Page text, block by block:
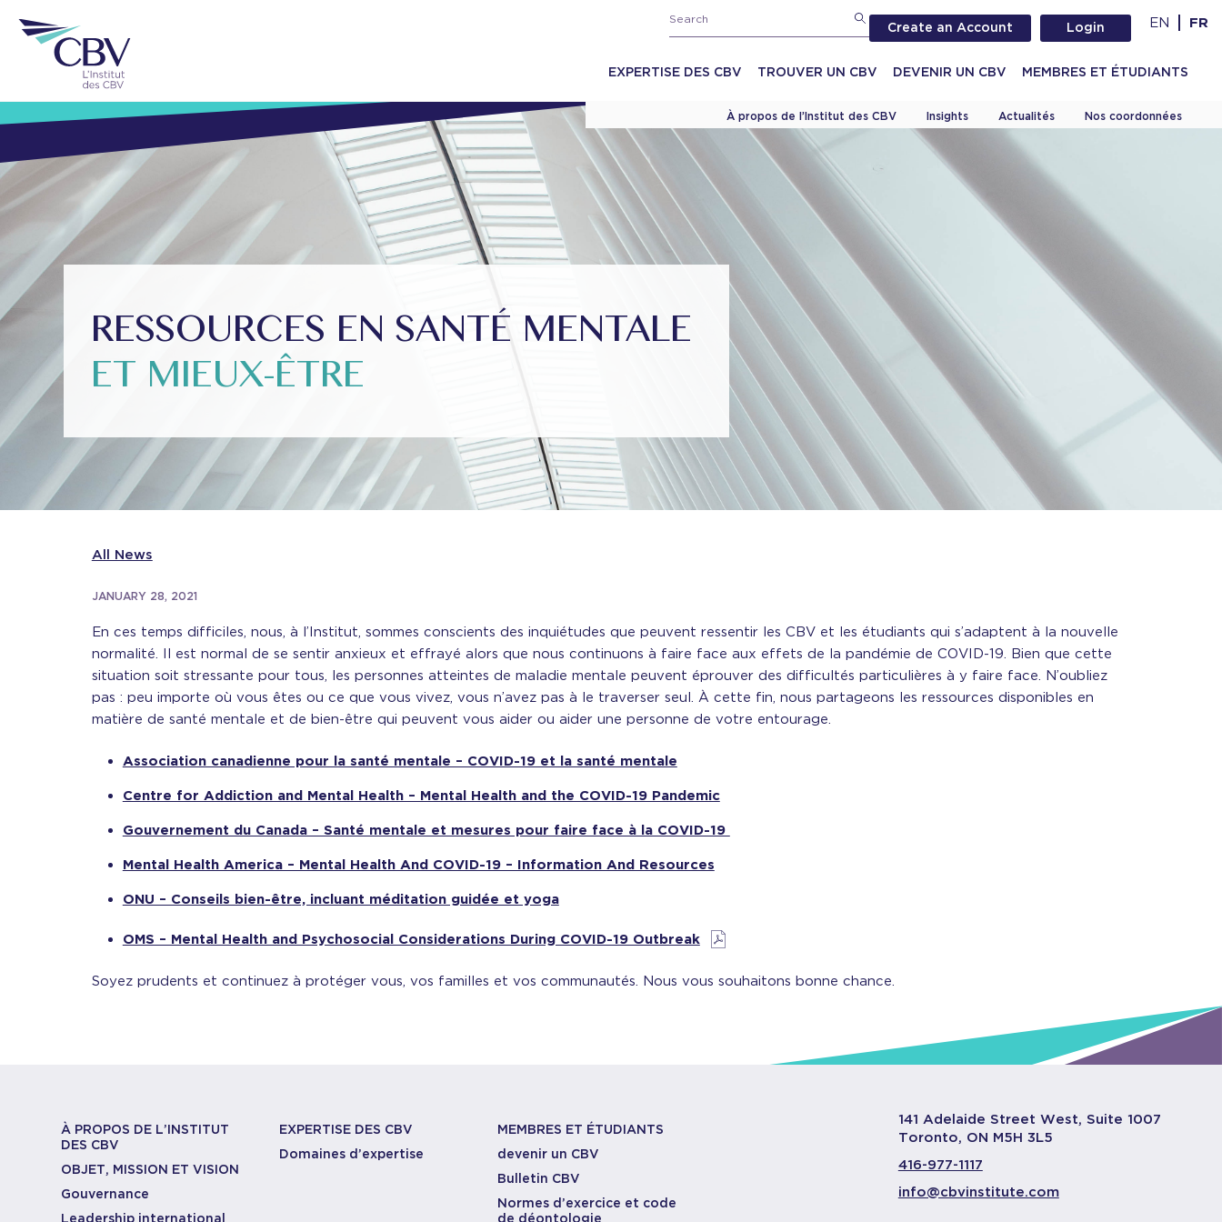
Create an Account Login EN FR
EXPERTISE DES CBV TROUVER UN CBV DEVENIR UN CBV MEMBRES ET ÉTUDIANTS
À propos de l’Institut des CBV Insights Actualités Nos coordonnées
RESSOURCES EN SANTÉ MENTALE
ET MIEUX-ÊTRE
All News
JANUARY 28, 2021
En ces temps difficiles, nous, à l’Institut, sommes conscients des inquiétudes que peuvent ressentir les CBV et les étudiants qui s’adaptent à la nouvelle
normalité. Il est normal de se sentir anxieux et effrayé alors que nous continuons à faire face aux effets de la pandémie de COVID-19. Bien que cette
situation soit stressante pour tous, les personnes atteintes de maladie mentale peuvent éprouver des difficultés particulières à y faire face. N’oubliez
pas : peu importe où vous êtes ou ce que vous vivez, vous n’avez pas à le traverser seul. À cette fin, nous partageons les ressources disponibles en
matière de santé mentale et de bien-être qui peuvent vous aider ou aider une personne de votre entourage.
Association canadienne pour la santé mentale – COVID-19 et la santé mentale
Centre for Addiction and Mental Health – Mental Health and the COVID-19 Pandemic
Gouvernement du Canada – Santé mentale et mesures pour faire face à la COVID-19
Mental Health America – Mental Health And COVID-19 – Information And Resources
ONU – Conseils bien-être, incluant méditation guidée et yoga
OMS – Mental Health and Psychosocial Considerations During COVID-19 Outbreak
Soyez prudents et continuez à protéger vous, vos familles et vos communautés. Nous vous souhaitons bonne chance.
À PROPOS DE L’INSTITUT
DES CBV
OBJET, MISSION ET VISION
Gouvernance
Leadership international
EXPERTISE DES CBV
Domaines d’expertise
MEMBRES ET ÉTUDIANTS
devenir un CBV
Bulletin CBV
Normes d’exercice et code
de déontologie
141 Adelaide Street West, Suite 1007
Toronto, ON M5H 3L5
416-977-1117
info@cbvinstitute.com